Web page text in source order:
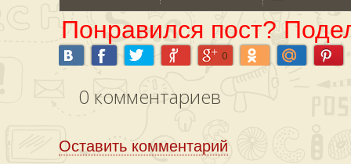
Понравился пост?
0
0 комментариев
Оставить комментарий